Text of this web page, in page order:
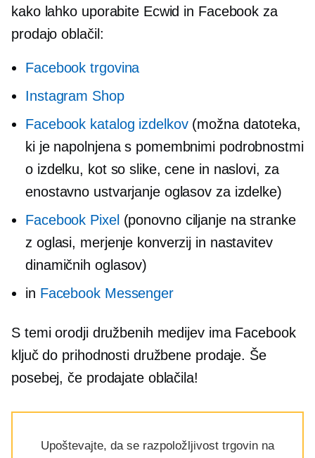
kako lahko uporabite Ecwid in Facebook za
prodajo oblačil:
Facebook trgovina
Instagram Shop
Facebook katalog izdelkov(možna datoteka,
ki je napolnjena s pomembnimi podrobnostmi
o izdelku, kot so slike, cene in naslovi, za
enostavno ustvarjanje oglasov za izdelke)
Facebook Pixel (ponovno ciljanje na stranke
z oglasi, merjenje konverzij in nastavitev
dinamičnih oglasov)
in Facebook Messenger
S temi orodji družbenih medijev ima Facebook
ključ do prihodnosti družbene prodaje. Še
posebej, če prodajate oblačila!
Upoštevajte, da se razpoložljivost trgovin na